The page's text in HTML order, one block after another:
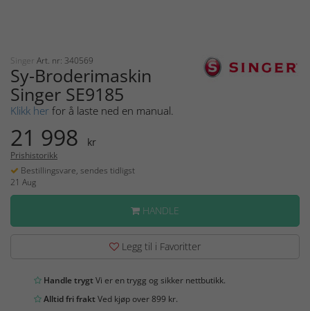
Singer Art. nr: 340569
Sy-Broderimaskin
Singer SE9185
Klikk her for å laste ned en manual.
21 998 kr
Prishistorikk
Bestillingsvare, sendes tidligst
21 Aug
HANDLE
Legg til i Favoritter
Handle trygtVi er en trygg og sikker nettbutikk.
Alltid fri fraktVed kjøp over 899 kr.